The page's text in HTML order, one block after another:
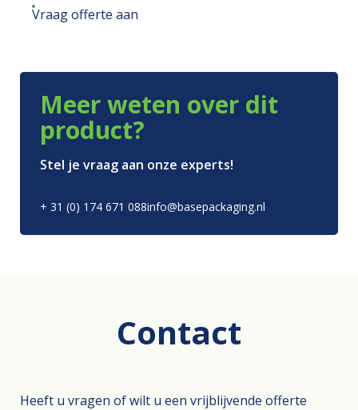
Vraag offerte aan
Meer weten over dit
product?
Stel je vraag aan onze experts!
+ 31 (0) 174 671 088info@basepackaging.nl
Contact
Heeft u vragen of wilt u een vrijblijvende offerte